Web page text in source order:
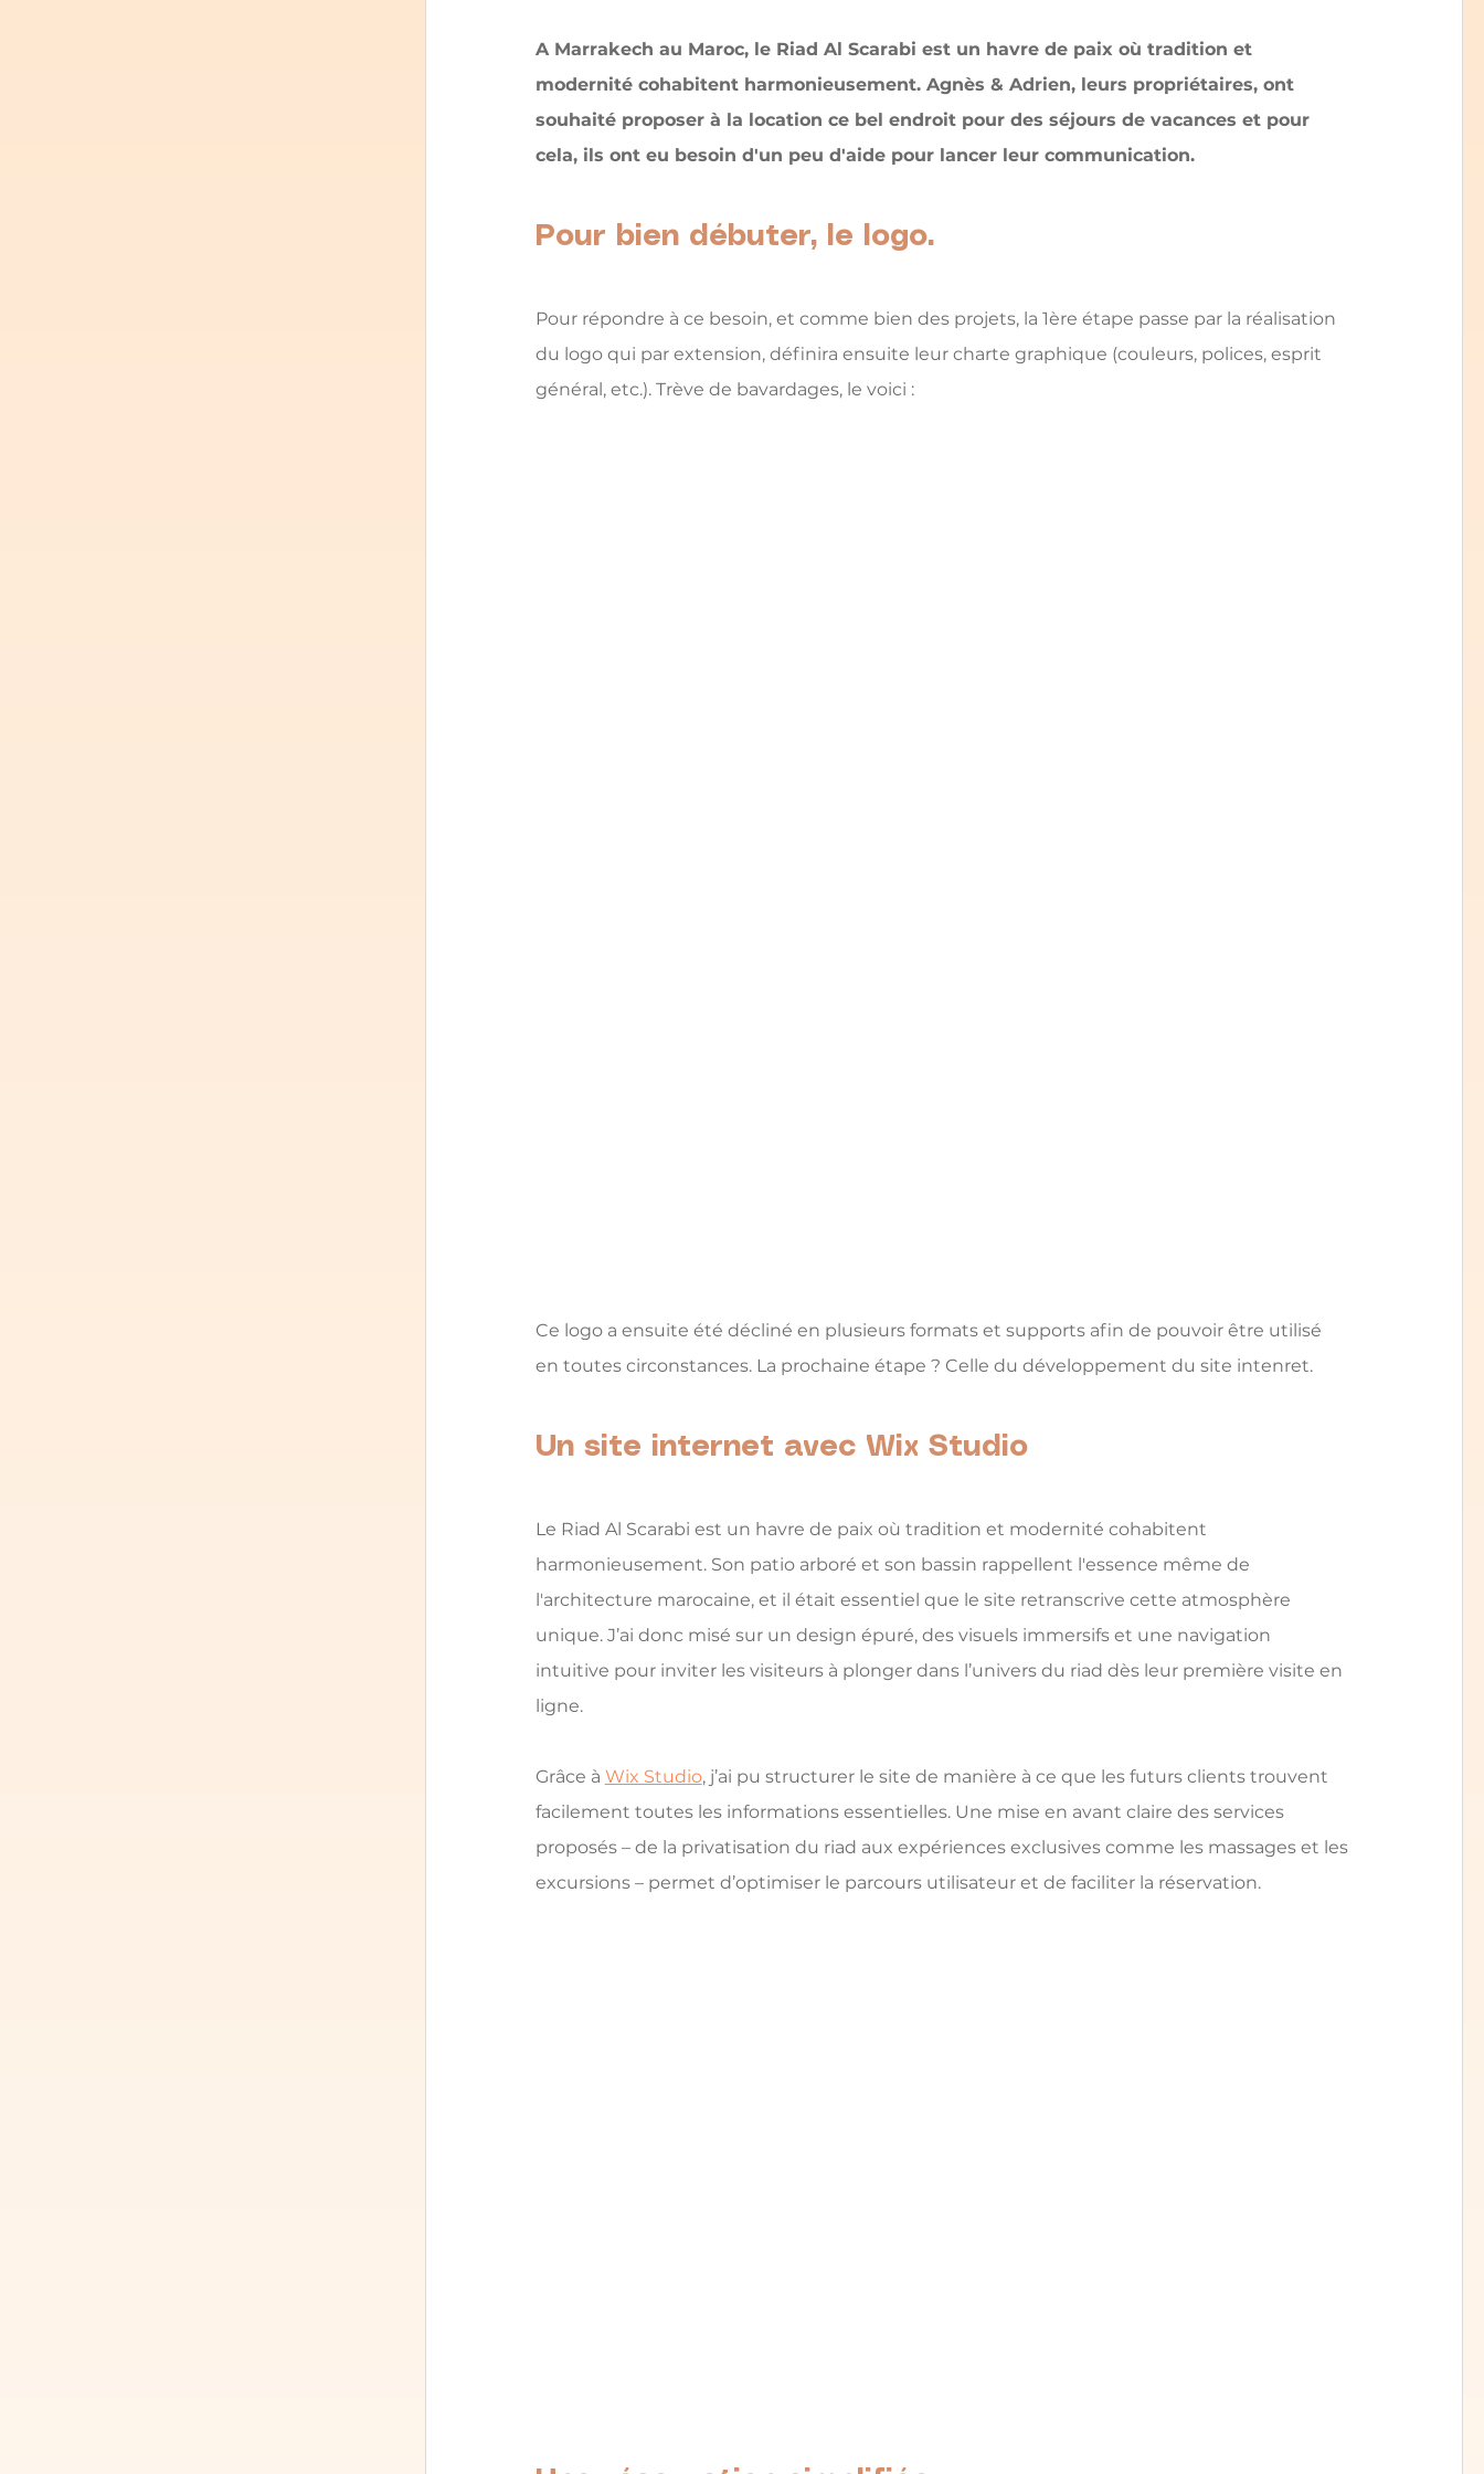
A Marrakech au Maroc, le Riad Al Scarabi est un havre de paix où tradition et
modernité cohabitent harmonieusement. Agnès & Adrien, leurs propriétaires, ont
souhaité proposer à la location ce bel endroit pour des séjours de vacances et pour
cela, ils ont eu besoin d'un peu d'aide pour lancer leur communication.
Pour bien débuter, le logo.
Pour répondre à ce besoin, et comme bien des projets, la 1ère étape passe par la réalisation
du logo qui par extension, définira ensuite leur charte graphique (couleurs, polices, esprit
général, etc.). Trève de bavardages, le voici :
Ce logo a ensuite été décliné en plusieurs formats et supports afin de pouvoir être utilisé
en toutes circonstances. La prochaine étape ? Celle du développement du site intenret.
Un site internet avec Wix Studio
Le Riad Al Scarabi est un havre de paix où tradition et modernité cohabitent
harmonieusement. Son patio arboré et son bassin rappellent l'essence même de
l'architecture marocaine, et il était essentiel que le site retranscrive cette atmosphère
unique. J’ai donc misé sur un design épuré, des visuels immersifs et une navigation
intuitive pour inviter les visiteurs à plonger dans l’univers du riad dès leur première visite en
ligne.
Grâce à Wix Studio, j’ai pu structurer le site de manière à ce que les futurs clients trouvent
facilement toutes les informations essentielles. Une mise en avant claire des services
proposés – de la privatisation du riad aux expériences exclusives comme les massages et les
excursions – permet d’optimiser le parcours utilisateur et de faciliter la réservation.